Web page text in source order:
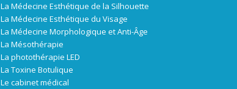
La Médecine Esthétique de la Silhouette
La Médecine Esthétique du Visage
La Médecine Morphologique et Anti-Âge
La Mésothérapie
La photothérapie LED
La Toxine Botulique
Le cabinet médical